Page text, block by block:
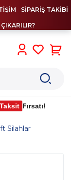
SİPARİŞ TAKİBİ
Fırsatı!
Silahlar